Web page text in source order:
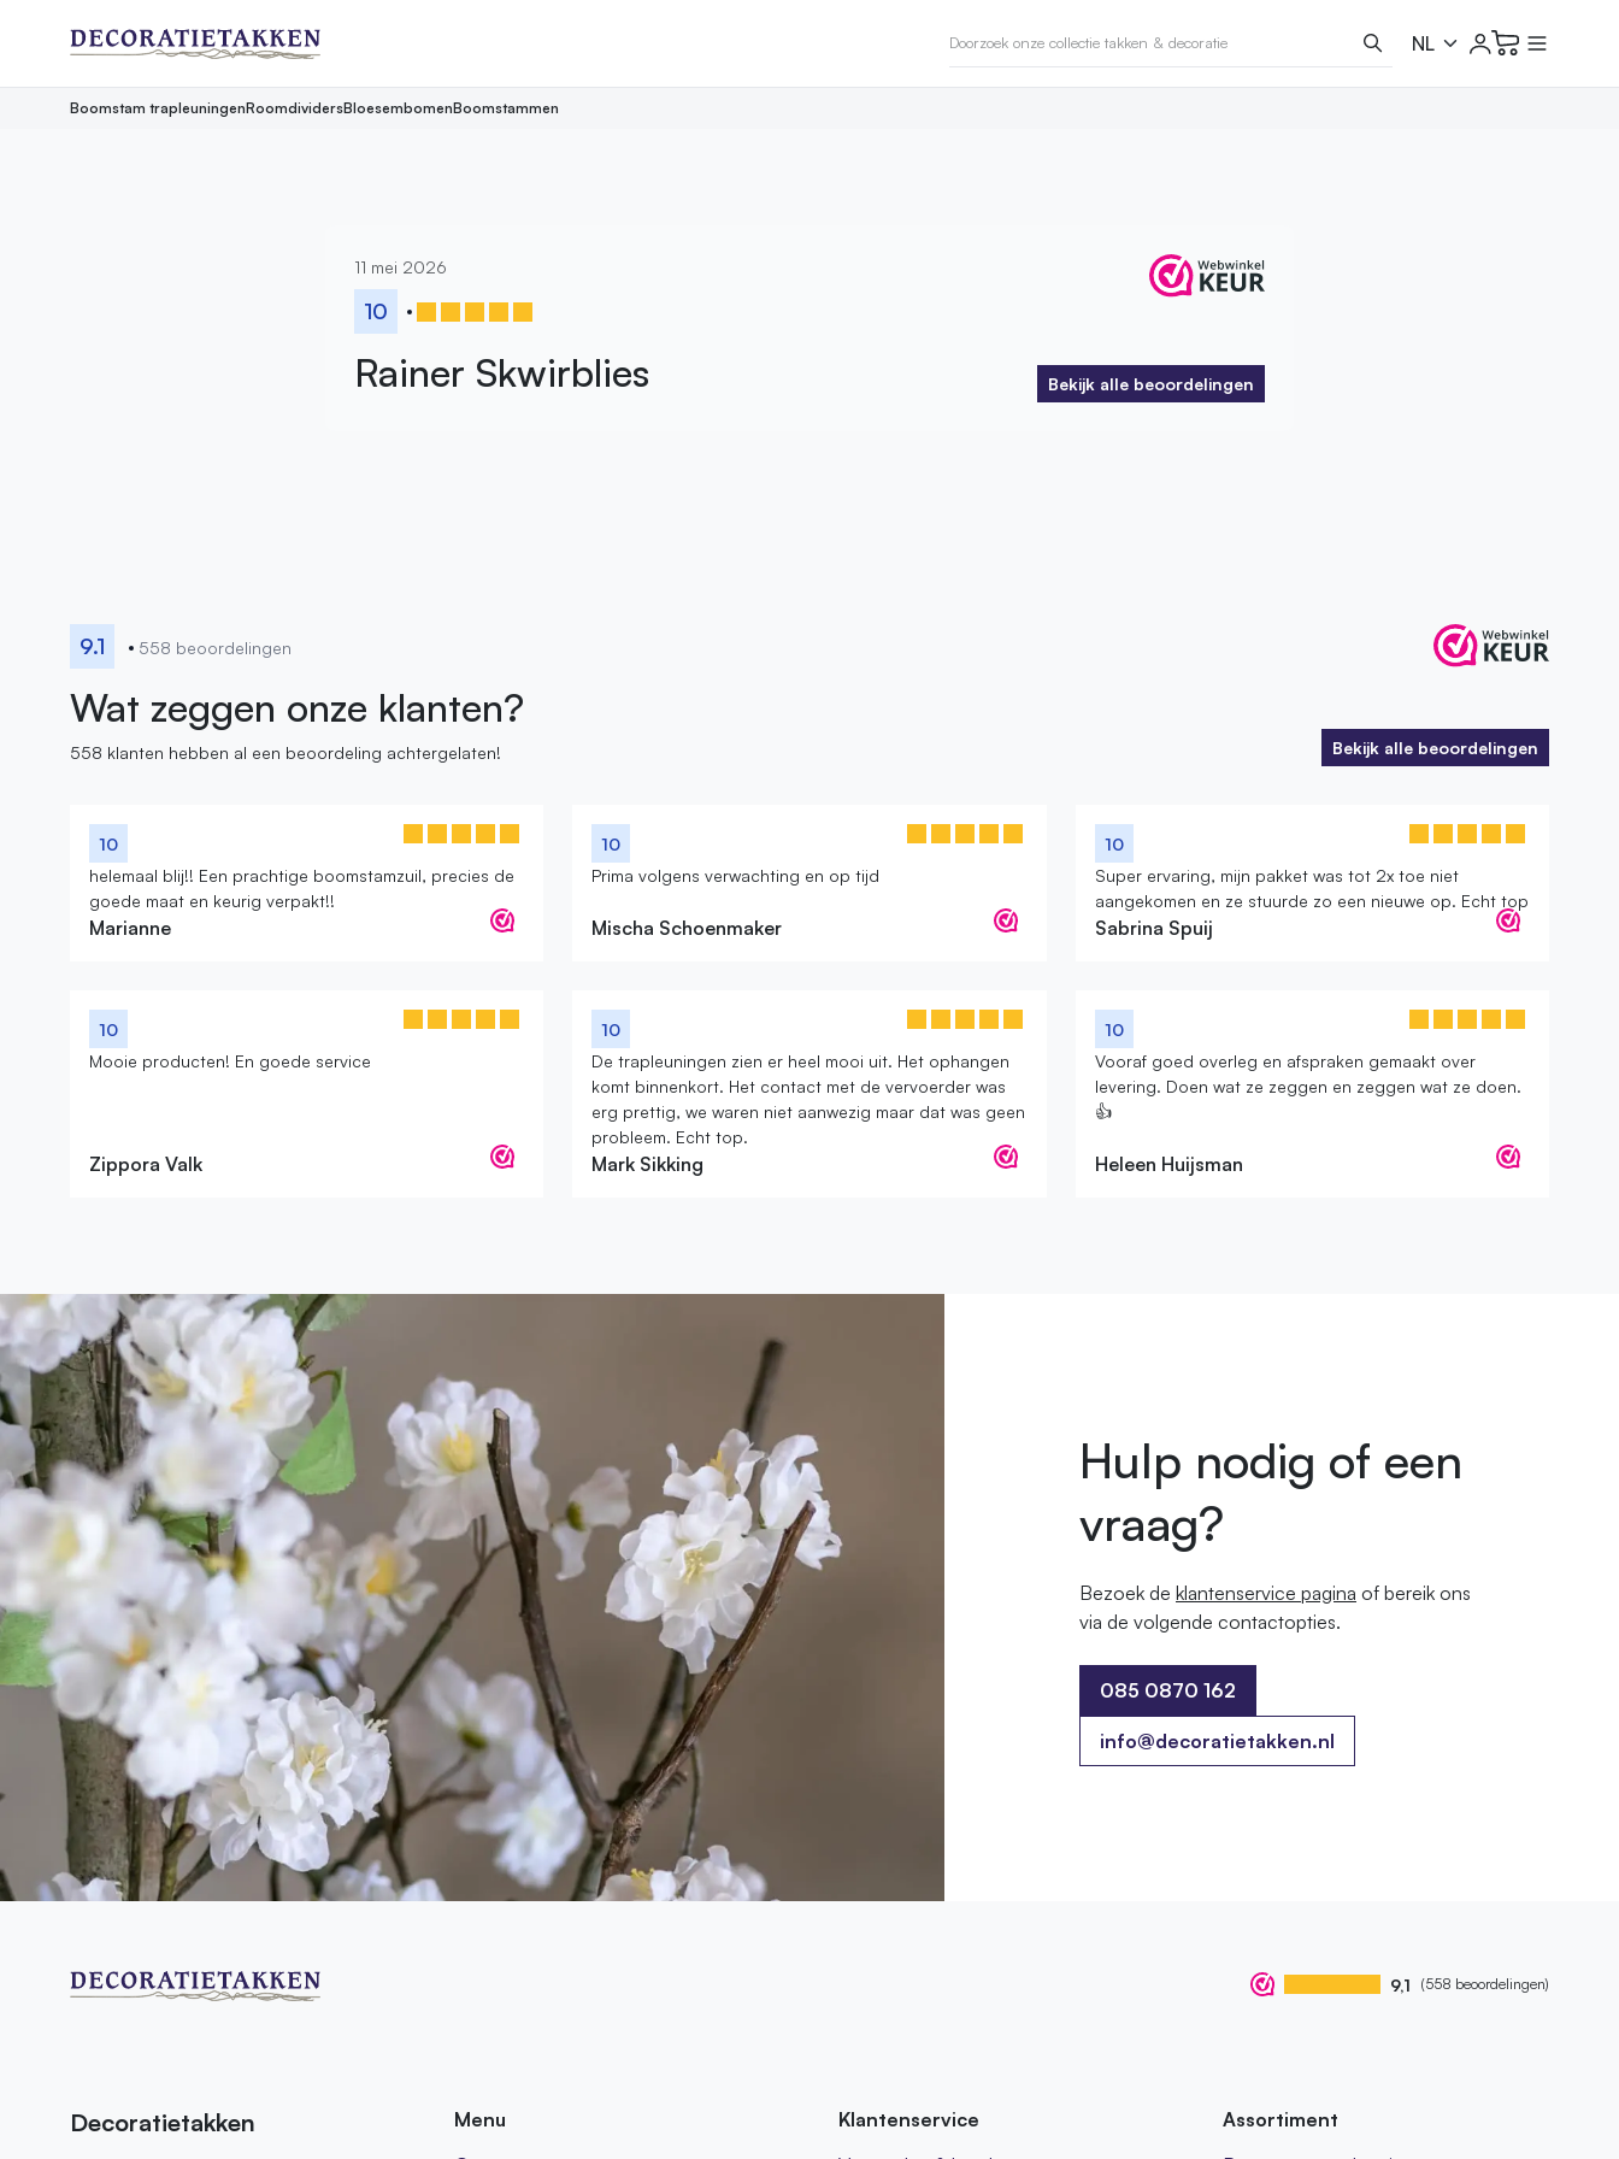
Boomstam trapleuningenRoomdividersBloesembomenBoomstammen
11 mei 2026
10
Rainer Skwirblies
Bekijk alle beoordelingen
Bekijk alle beoordelingen
9.1 558 beoordelingen
Wat zeggen onze klanten?
558 klanten hebben al een beoordeling achtergelaten!
Bekijk alle beoordelingen
Bekijk alle beoordelingen
10
helemaal blij!! Een prachtige boomstamzuil, precies de
goede maat en keurig verpakt!!
Marianne
10
Prima volgens verwachting en op tijd
Mischa Schoenmaker
10
Super ervaring, mijn pakket was tot 2x toe niet
aangekomen en ze stuurde zo een nieuwe op. Echt top
Sabrina Spuij
10
Mooie producten! En goede service
Zippora Valk
10
De trapleuningen zien er heel mooi uit. Het ophangen
komt binnenkort. Het contact met de vervoerder was
erg prettig, we waren niet aanwezig maar dat was geen
probleem. Echt top.
Mark Sikking
10
Vooraf goed overleg en afspraken gemaakt over
levering. Doen wat ze zeggen en zeggen wat ze doen.
👍
Heleen Huijsman
Hulp nodig of een
vraag?
Bezoek de klantenservice pagina of bereik ons ​​
via de volgende contactopties.
085 0870 162
085 0870 162
info@decoratietakken.nl
9,1 (558 beoordelingen)
Decoratietakken
Menu
Klantenservice
Assortiment